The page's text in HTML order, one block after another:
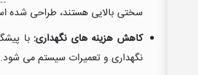
سختی بالایی هستند، طراحی شده
کاهش هزینه های نگهداری:با
نگهداری و تعمیرات سیستم می شود.